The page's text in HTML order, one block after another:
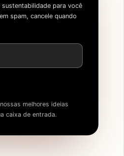
para você
spam, cancele quando
melhores ideias
caixa de entrada.